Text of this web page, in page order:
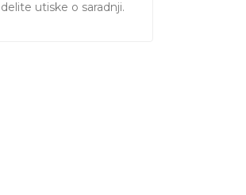
utiske o saradnji.